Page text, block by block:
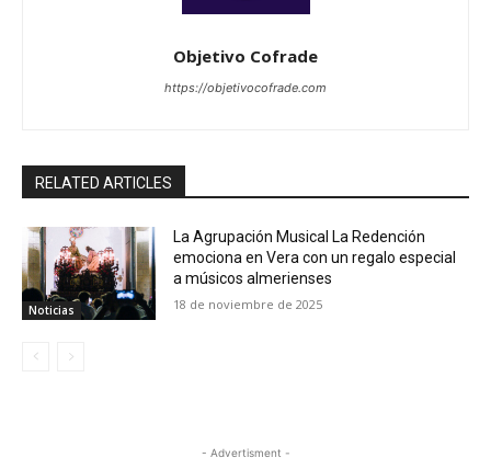
Objetivo Cofrade
https://objetivocofrade.com
RELATED ARTICLES
Noticias
La Agrupación⁣ Musical La⁣ Redención
‍emociona en Vera con ⁣un regalo especial ​
a músicos almerienses
18 de noviembre de 2025
- Advertisment -